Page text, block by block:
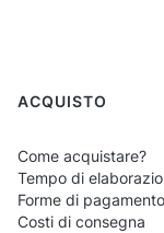
classiche,
modelli
disponibili
classici e
Menu a piè
ACQUISTO
Come acquistare?
Tempo di
Forme di pagamento
Costi di consegna